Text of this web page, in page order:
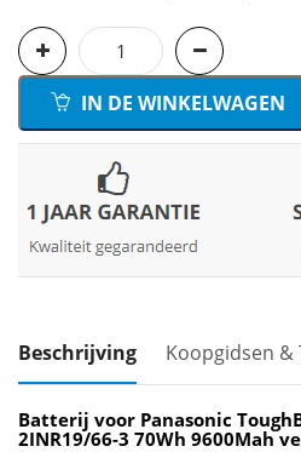
IN DE WINKELWAGEN
Beschrijving Koopgidsen &
Batterij voor Panasonic
2INR19/66-3 70Wh 9600Mah